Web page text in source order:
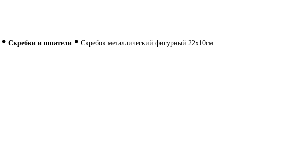
• Скребки и шпатели • Скребок металлический фигурный 22х10см